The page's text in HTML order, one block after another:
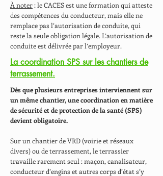
À noter: le CACES est une formation qui atteste
des compétences du conducteur, mais elle ne
remplace pas l’autorisation de conduite, qui
reste la seule obligation légale. L’autorisation de
conduite est délivrée par l’employeur.
La coordination SPS sur les chantiers de
terrassement.
Dès que plusieurs entreprises interviennent sur
un même chantier, une coordination en matière
de sécurité et de protection de la santé (SPS)
devient obligatoire.
Sur un chantier de VRD (voirie et réseaux
divers) ou de terrassement, le terrassier
travaille rarement seul : maçon, canalisateur,
conducteur d’engins et autres corps d’état s’y